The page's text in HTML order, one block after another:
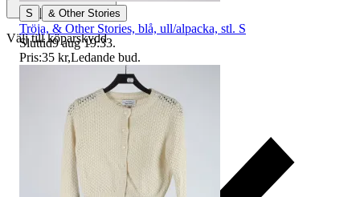
Välj till köparskydd
S | & Other Stories
Tröja, & Other Stories, blå, ull/alpacka, stl. S
Sluttid9 aug 19:33.
Pris:35 kr,Ledande bud.